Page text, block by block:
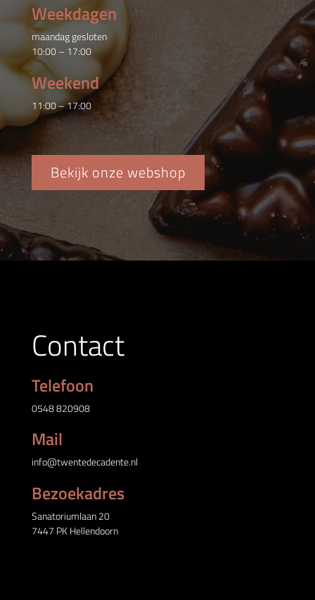
Weekdagen
maandag gesloten
10:00 – 17:00
Weekend
11:00 – 17:00
Bekijk onze webshop
Contact
Telefoon
0548 820908
Mail
info@twentedecadente.nl
Bezoekadres
Sanatoriumlaan 20
7447 PK Hellendoorn